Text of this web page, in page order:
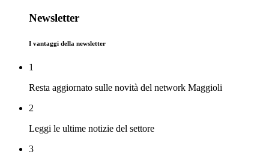
Newsletter
I vantaggi della newsletter
1
Resta aggiornato sulle novità del network Maggioli
2
Leggi le ultime notizie del settore
3